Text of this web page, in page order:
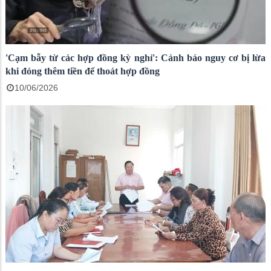
'Cạm bẫy từ các hợp đồng kỳ nghỉ': Cảnh báo nguy cơ bị lừa
khi đóng thêm tiền để thoát hợp đồng
10/06/2026